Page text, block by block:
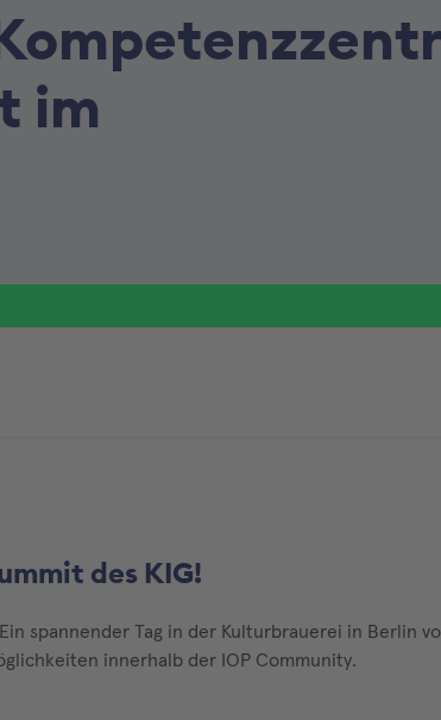
im
des KIG!
spannender Tag in der Kulturbrauerei in Berlin
innerhalb der IOP Community.